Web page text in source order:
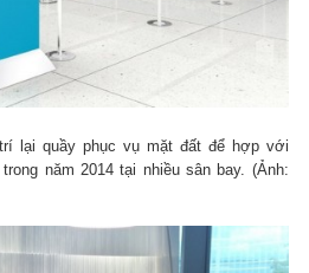
lại quầy phục vụ mặt đất để hợp với
năm 2014 tại nhiều sân bay. (Ảnh: